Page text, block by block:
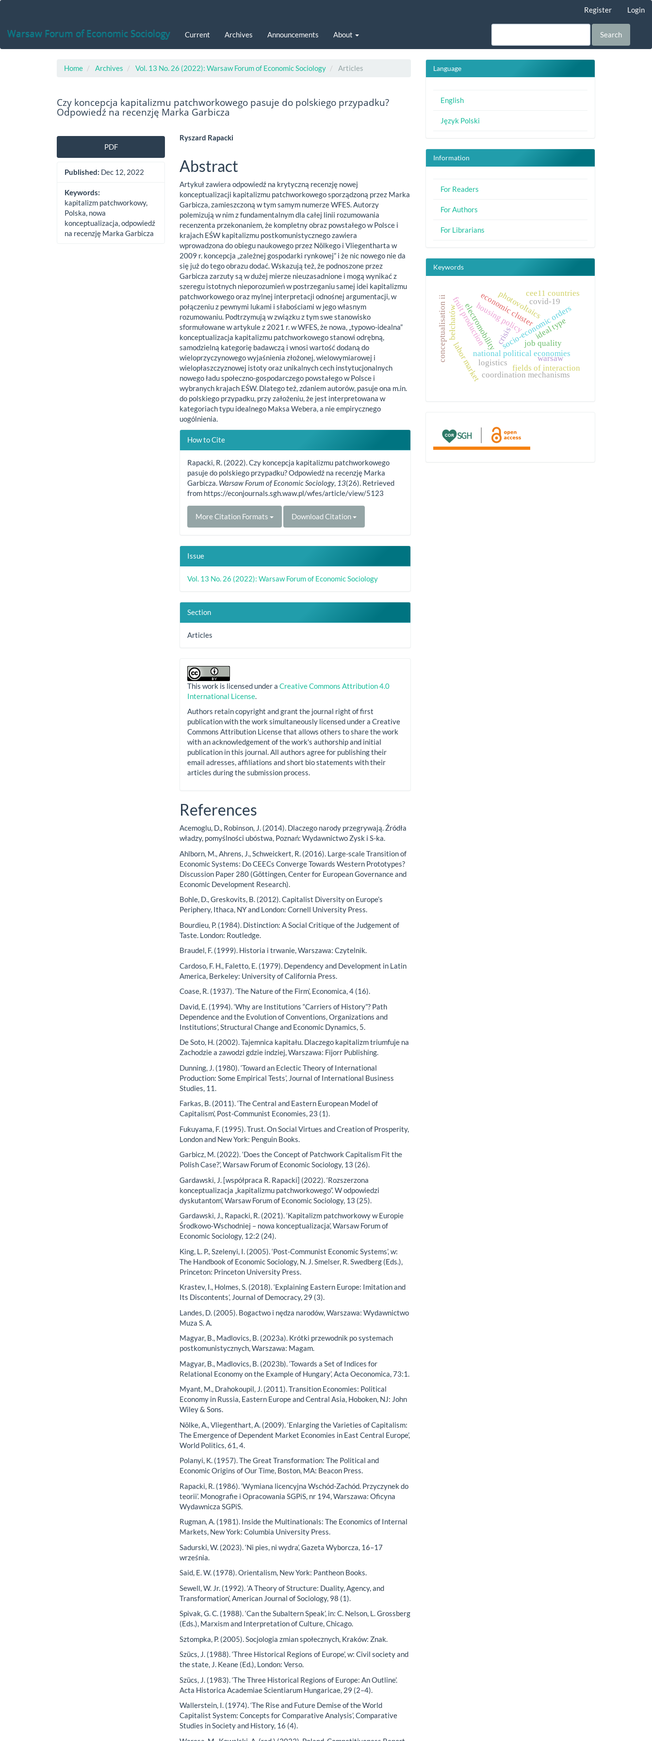
Content
Register Login
Warsaw Forum of Economic Sociology Current Archives Announcements About Search
Home Archives Vol. 13 No. 26 (2022): Warsaw Forum of Economic Sociology Articles
Czy koncepcja kapitalizmu patchworkowego pasuje do polskiego przypadku?
Odpowiedź na recenzję Marka Garbicza
Article
Sidebar
PDF
Published: Dec 12, 2022
Keywords:
kapitalizm patchworkowy,
Polska, nowa
konceptualizacja, odpowiedź
na recenzję Marka Garbicza
Main
Article
Content
Ryszard Rapacki
Abstract
Artykuł zawiera odpowiedź na krytyczną recenzję nowej
konceptualizacji kapitalizmu patchworkowego sporządzoną przez Marka
Garbicza, zamieszczoną w tym samym numerze WFES. Autorzy
polemizują w nim z fundamentalnym dla całej linii rozumowania
recenzenta przekonaniem, że kompletny obraz powstałego w Polsce i
krajach EŚW kapitalizmu postkomunistycznego zawiera
wprowadzona do obiegu naukowego przez Nölkego i Vliegentharta w
2009 r. koncepcja „zależnej gospodarki rynkowej” i że nic nowego nie da
się już do tego obrazu dodać. Wskazują też, że podnoszone przez
Garbicza zarzuty są w dużej mierze nieuzasadnione i mogą wynikać z
szeregu istotnych nieporozumień w postrzeganiu samej idei kapitalizmu
patchworkowego oraz mylnej interpretacji odnośnej argumentacji, w
połączeniu z pewnymi lukami i słabościami w jego własnym
rozumowaniu. Podtrzymują w związku z tym swe stanowisko
sformułowane w artykule z 2021 r. w WFES, że nowa, „typowo-idealna”
konceptualizacja kapitalizmu patchworkowego stanowi odrębną,
samodzielną kategorię badawczą i wnosi wartość dodaną do
wieloprzyczynowego wyjaśnienia złożonej, wielowymiarowej i
wielopłaszczyznowej istoty oraz unikalnych cech instytucjonalnych
nowego ładu społeczno-gospodarczego powstałego w Polsce i
wybranych krajach EŚW. Dlatego też, zdaniem autorów, pasuje ona m.in.
do polskiego przypadku, przy założeniu, że jest interpretowana w
kategoriach typu idealnego Maksa Webera, a nie empirycznego
uogólnienia.
Article
Details
How to Cite
Rapacki, R. (2022). Czy koncepcja kapitalizmu patchworkowego
pasuje do polskiego przypadku? Odpowiedź na recenzję Marka
Garbicza. Warsaw Forum of Economic Sociology, 13(26). Retrieved
from https://econjournals.sgh.waw.pl/wfes/article/view/5123
More Citation Formats Download Citation
Issue
Vol. 13 No. 26 (2022): Warsaw Forum of Economic Sociology
Section
Articles
This work is licensed under aCreative Commons Attribution 4.0
International License
Authors retain copyright and grant the journal right of first
publication with the work simultaneously licensed under a Creative
Commons Attribution License that allows others to share the work
with an acknowledgement of the work's authorship and initial
publication in this journal. All authors agree for publishing their
email adresses, affiliations and short bio statements with their
articles during the submission process.
References
Acemoglu, D., Robinson, J. (2014). Dlaczego narody przegrywają. Źródła
władzy, pomyślności ubóstwa, Poznań: Wydawnictwo Zysk i S-ka.
Ahlborn, M., Ahrens, J., Schweickert, R. (2016). Large-scale Transition of
Economic Systems: Do CEECs Converge Towards Western Prototypes?
Discussion Paper 280 (Göttingen, Center for European Governance and
Economic Development Research).
Bohle, D., Greskovits, B. (2012). Capitalist Diversity on Europe’s
Periphery, Ithaca, NY and London: Cornell University Press.
Bourdieu, P. (1984). Distinction: A Social Critique of the Judgement of
Taste. London: Routledge.
Braudel, F. (1999). Historia i trwanie, Warszawa: Czytelnik.
Cardoso, F. H., Faletto, E. (1979). Dependency and Development in Latin
America, Berkeley: University of California Press.
Coase, R. (1937). ‘The Nature of the Firm’, Economica, 4 (16).
David, E. (1994). ‘Why are Institutions “Carriers of History”? Path
Dependence and the Evolution of Conventions, Organizations and
Institutions’, Structural Change and Economic Dynamics, 5.
De Soto, H. (2002). Tajemnica kapitału. Dlaczego kapitalizm triumfuje na
Zachodzie a zawodzi gdzie indziej, Warszawa: Fijorr Publishing.
Dunning, J. (1980). ‘Toward an Eclectic Theory of International
Production: Some Empirical Tests’, Journal of International Business
Studies, 11.
Farkas, B. (2011). ‘The Central and Eastern European Model of
Capitalism’, Post-Communist Economies, 23 (1).
Fukuyama, F. (1995). Trust. On Social Virtues and Creation of Prosperity,
London and New York: Penguin Books.
Garbicz, M. (2022). ‘Does the Concept of Patchwork Capitalism Fit the
Polish Case?’, Warsaw Forum of Economic Sociology, 13 (26).
Gardawski, J. [współpraca R. Rapacki] (2022). ‘Rozszerzona
konceptualizacja „kapitalizmu patchworkowego”. W odpowiedzi
dyskutantom’, Warsaw Forum of Economic Sociology, 13 (25).
Gardawski, J., Rapacki, R. (2021). ‘Kapitalizm patchworkowy w Europie
Środkowo-Wschodniej – nowa konceptualizacja’, Warsaw Forum of
Economic Sociology, 12:2 (24).
King, L. P., Szelenyi, I. (2005). ‘Post-Communist Economic Systems’, w:
The Handbook of Economic Sociology, N. J. Smelser, R. Swedberg (Eds.),
Princeton: Princeton University Press.
Krastev, I., Holmes, S. (2018). ‘Explaining Eastern Europe: Imitation and
Its Discontents’, Journal of Democracy, 29 (3).
Landes, D. (2005). Bogactwo i nędza narodów, Warszawa: Wydawnictwo
Muza S. A.
Magyar, B., Madlovics, B. (2023a). Krótki przewodnik po systemach
postkomunistycznych, Warszawa: Magam.
Magyar, B., Madlovics, B. (2023b). ‘Towards a Set of Indices for
Relational Economy on the Example of Hungary’, Acta Oeconomica, 73:1.
Myant, M., Drahokoupil, J. (2011). Transition Economies: Political
Economy in Russia, Eastern Europe and Central Asia, Hoboken, NJ: John
Wiley & Sons.
Nölke, A., Vliegenthart, A. (2009). ‘Enlarging the Varieties of Capitalism:
The Emergence of Dependent Market Economies in East Central Europe’,
World Politics, 61, 4.
Polanyi, K. (1957). The Great Transformation: The Political and
Economic Origins of Our Time, Boston, MA: Beacon Press.
Rapacki, R. (1986). ‘Wymiana licencyjna Wschód-Zachód. Przyczynek do
teorii’. Monografie i Opracowania SGPiS, nr 194, Warszawa: Oficyna
Wydawnicza SGPiS.
Rugman, A. (1981). Inside the Multinationals: The Economics of Internal
Markets, New York: Columbia University Press.
Sadurski, W. (2023). ‘Ni pies, ni wydra’, Gazeta Wyborcza, 16–17
września.
Said, E. W. (1978). Orientalism, New York: Pantheon Books.
Sewell, W. Jr. (1992). ‘A Theory of Structure: Duality, Agency, and
Transformation’, American Journal of Sociology, 98 (1).
Spivak, G. C. (1988). ‘Can the Subaltern Speak’, in: C. Nelson, L. Grossberg
(Eds.), Marxism and Interpretation of Culture, Chicago.
Sztompka, P. (2005). Socjologia zmian społecznych, Kraków: Znak.
Szücs, J. (1988). ‘Three Historical Regions of Europe’, w: Civil society and
the state, J. Keane (Ed.), London: Verso.
Szücs, J. (1983). ‘The Three Historical Regions of Europe: An Outline’.
Acta Historica Academiae Scientiarum Hungaricae, 29 (2–4).
Wallerstein, I. (1974). ‘The Rise and Future Demise of the World
Capitalist System: Concepts for Comparative Analysis’, Comparative
Studies in Society and History, 16 (4).
Language
English
Język Polski
Information
For Readers
For Authors
For Librarians
Keywords
electromobility
national political economies
socio-economic orders
warsaw
housing policy
fruit productioneconomic cluster
labor market
photovoltaics
bełchatów
logistics
job quality
crisis
fields of interaction
coordination mechanisms
conceptualisation ii ideal type
covid-19
cee11 countries